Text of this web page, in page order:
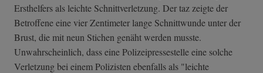
Ersthelfers als leichte Schnittverletzung. Der taz zeigte der
Betroffene eine vier Zentimeter lange Schnittwunde unter der
Brust, die mit neun Stichen genäht werden musste.
Unwahrscheinlich, dass eine Polizeipressestelle eine solche
Verletzung bei einem Polizisten ebenfalls als "leichte